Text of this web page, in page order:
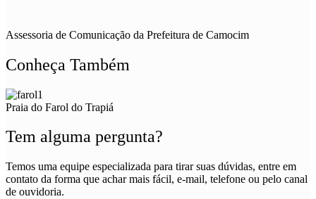
Assessoria de Comunicação da Prefeitura de Camocim
Conheça Também
Praia do Farol do Trapiá
Tem alguma pergunta?
Temos uma equipe especializada para tirar suas dúvidas, entre em
contato da forma que achar mais fácil, e-mail, telefone ou pelo canal
de ouvidoria.